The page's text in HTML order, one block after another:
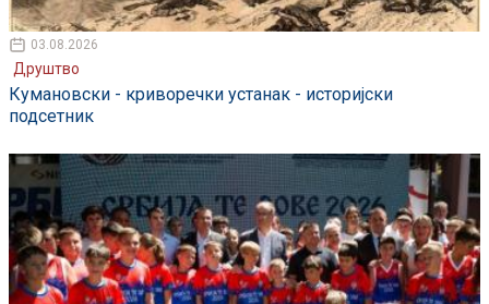
03.08.2026
Друштво
Кумановски - криворечки устанак - историјски
подсетник